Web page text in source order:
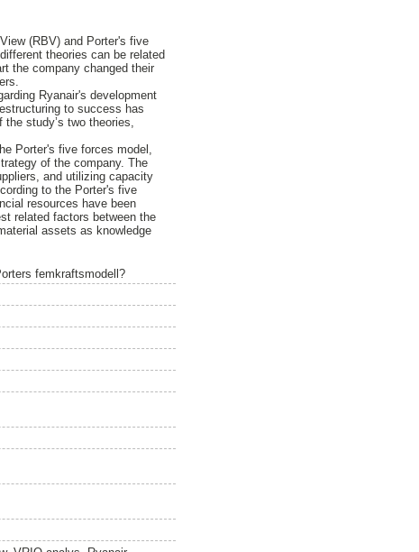
(RBV) and Porter's five
theories can be related
the company changed their
Ryanair's development
to success has
study’s two theories,
Porter's five forces model,
of the company. The
and utilizing capacity
to the Porter's five
resources have been
related factors between the
assets as knowledge
femkraftsmodell?